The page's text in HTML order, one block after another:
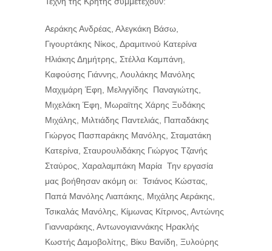
Αεράκης Ανδρέας, Αλεγκάκη Βάσω,
Γιγουρτάκης Νίκος, Δραμιτινού Κατερίνα
Ηλιάκης Δημήτρης, Στέλλα Καμπάνη,
Καφούσης Γιάννης, Λουλάκης Μανόλης
Μαχιμάρη Έφη, Μελιγγίδης Παναγιώτης,
Μιχελάκη Έφη, Μωραϊτης Χάρης Ξυδάκης
Μιχάλης, Μιλτιάδης Παντελιάς, Παπαδάκης
Γιώργος Πασπαράκης Μανόλης, Σταματάκη
Κατερίνα, Σταυρουλιδάκης Γιώργος Τζανής
Σταύρος, Χαραλαμπάκη Μαρία Την εργασία
μας βοήθησαν ακόμη οι: Τσιάνος Κώστας,
Παπά Μανόλης Λιαπάκης, Μιχάλης Αεράκης,
Τσικαλάς Μανόλης, Κίμωνας Κίτρινος, Αντώνης
Γιανναράκης, Αντωνογιαννάκης Ηρακλής
Κωστής Δαμοβολίτης, Βίκυ Βανίδη, Ξυλούρης